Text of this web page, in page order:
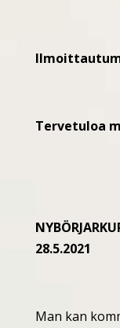
Tervetuloa
28.5.2021
Man kan